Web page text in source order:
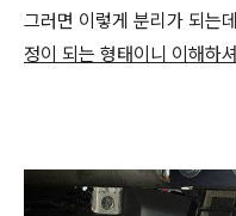
그러면 이렇게 분리가 되는
정이 되는 형태이니 이해하